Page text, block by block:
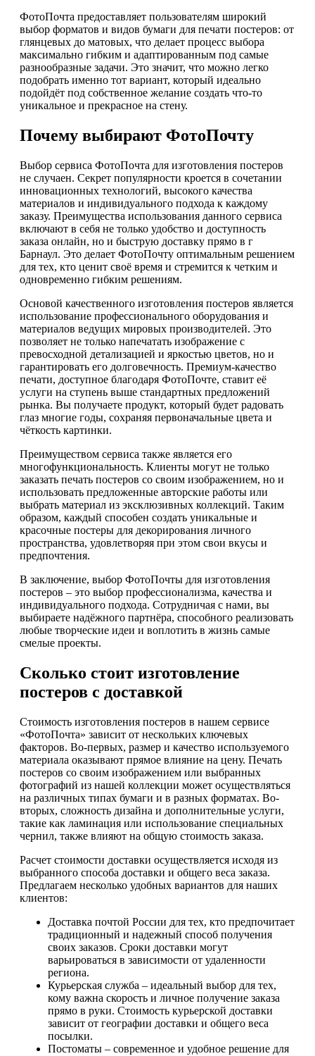
ФотоПочта предоставляет пользователям широкий
выбор форматов и видов бумаги для печати постеров: от
глянцевых до матовых, что делает процесс выбора
максимально гибким и адаптированным под самые
разнообразные задачи. Это значит, что можно легко
подобрать именно тот вариант, который идеально
подойдёт под собственное желание создать что-то
уникальное и прекрасное на стену.
Почему выбирают ФотоПочту
Выбор сервиса ФотоПочта для изготовления постеров
не случаен. Секрет популярности кроется в сочетании
инновационных технологий, высокого качества
материалов и индивидуального подхода к каждому
заказу. Преимущества использования данного сервиса
включают в себя не только удобство и доступность
заказа онлайн, но и быструю доставку прямо в г
Барнаул. Это делает ФотоПочту оптимальным решением
для тех, кто ценит своё время и стремится к четким и
одновременно гибким решениям.
Основой качественного изготовления постеров является
использование профессионального оборудования и
материалов ведущих мировых производителей. Это
позволяет не только напечатать изображение с
превосходной детализацией и яркостью цветов, но и
гарантировать его долговечность. Премиум-качество
печати, доступное благодаря ФотоПочте, ставит её
услуги на ступень выше стандартных предложений
рынка. Вы получаете продукт, который будет радовать
глаз многие годы, сохраняя первоначальные цвета и
чёткость картинки.
Преимуществом сервиса также является его
многофункциональность. Клиенты могут не только
заказать печать постеров со своим изображением, но и
использовать предложенные авторские работы или
выбрать материал из эксклюзивных коллекций. Таким
образом, каждый способен создать уникальные и
красочные постеры для декорирования личного
пространства, удовлетворяя при этом свои вкусы и
предпочтения.
В заключение, выбор ФотоПочты для изготовления
постеров – это выбор профессионализма, качества и
индивидуального подхода. Сотрудничая с нами, вы
выбираете надёжного партнёра, способного реализовать
любые творческие идеи и воплотить в жизнь самые
смелые проекты.
Сколько стоит изготовление
постеров с доставкой
Стоимость изготовления постеров в нашем сервисе
«ФотоПочта» зависит от нескольких ключевых
факторов. Во-первых, размер и качество используемого
материала оказывают прямое влияние на цену. Печать
постеров со своим изображением или выбранных
фотографий из нашей коллекции может осуществляться
на различных типах бумаги и в разных форматах. Во-
вторых, сложность дизайна и дополнительные услуги,
такие как ламинация или использование специальных
чернил, также влияют на общую стоимость заказа.
Расчет стоимости доставки осуществляется исходя из
выбранного способа доставки и общего веса заказа.
Предлагаем несколько удобных вариантов для наших
клиентов:
Доставка почтой России для тех, кто предпочитает
традиционный и надежный способ получения
своих заказов. Сроки доставки могут
варьироваться в зависимости от удаленности
региона.
Курьерская служба – идеальный выбор для тех,
кому важна скорость и личное получение заказа
прямо в руки. Стоимость курьерской доставки
зависит от географии доставки и общего веса
посылки.
Постоматы – современное и удобное решение для